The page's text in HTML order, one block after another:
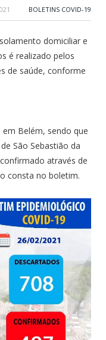
BOLETINS COVID-19
domiciliar e
é realizado pelos
de saúde, conforme
Belém, sendo que
São Sebastião da
através de
consta no boletim.